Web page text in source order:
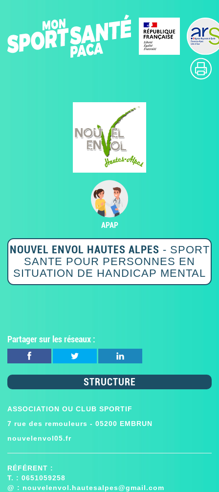
APAP
NOUVEL ENVOL HAUTES ALPES - SPORT
SANTE POUR PERSONNES EN
SITUATION DE HANDICAP MENTAL
Partager sur les réseaux :
STRUCTURE
ASSOCIATION OU CLUB SPORTIF
7 rue des remouleurs - 05200 EMBRUN
nouvelenvol05.fr
RÉFÉRENT :
T. : 0651059258
@ : nouvelenvol.hautesalpes@gmail.com